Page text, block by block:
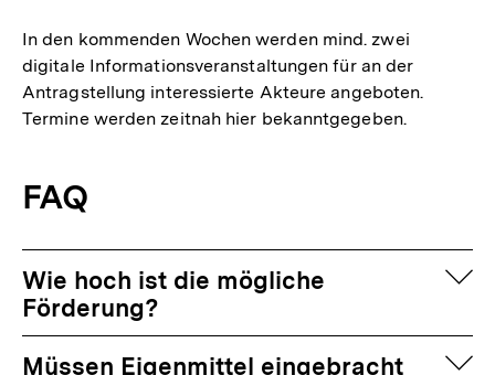
In den kommenden Wochen werden mind. zwei
digitale Informationsveranstaltungen für an der
Antragstellung interessierte Akteure angeboten.
Termine werden zeitnah hier bekanntgegeben.
FAQ
Wie hoch ist die mögliche
Förderung?
Müssen Eigenmittel eingebracht